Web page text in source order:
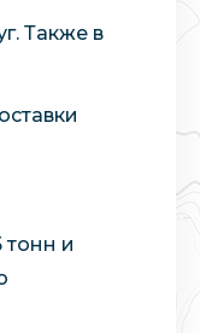
Также в
тонн и